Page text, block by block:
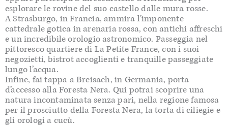
esplorare le rovine del suo castello dalle mura rosse.
A Strasburgo, in Francia, ammira l’imponente
cattedrale gotica in arenaria rossa, con antichi affreschi
e un incredibile orologio astronomico. Passeggia nel
pittoresco quartiere di La Petite France, con i suoi
negozietti, bistrot accoglienti e tranquille passeggiate
lungo l’acqua.
Infine, fai tappa a Breisach, in Germania, porta
d’accesso alla Foresta Nera. Qui potrai scoprire una
natura incontaminata senza pari, nella regione famosa
per il prosciutto della Foresta Nera, la torta di ciliegie e
gli orologi a cucù.